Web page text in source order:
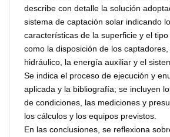
describe con detalle la solución
sistema de captación solar indicando
características de la superficie y el
como la disposición de los
hidráulico, la energía auxiliar y el
Se indica el proceso de ejecución y
aplicada y la bibliografía; se incluyen
de condiciones, las mediciones y
los cálculos y los equipos previstos.
En las conclusiones, se reflexiona